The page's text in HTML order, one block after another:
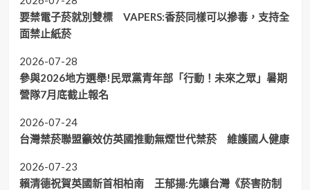
要禁電子菸就別雙標 VAPERS:香菸同樣可以摻毒，支持全
面禁止紙菸
2026-07-28
參與2026地方選舉!民眾黨青年部「行動！未來之眾」暑期
營隊7月底截止報名
2026-07-24
台灣禁菸聯盟籲效仿英國推動無煙世代禁菸 維護國人健康
2026-07-23
賴清德祝賀英國新首相柏南 王郁揚:先讓台灣《菸害防制